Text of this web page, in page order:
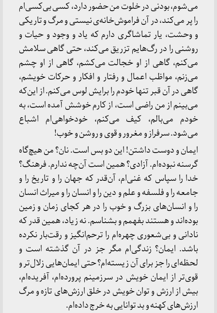
می‌شوم، بودنی در خلوت من حضور دارد، کسی بی‌کسی‌ام
را پر می‌کند، در آن فراموش‌خانه‌ی نیستی و مرگ و تاریکی
و وحشت، یار تماشاگری دارم که یاد و وجود و حیات و
روشنی را در رگ‌هایم تزریق می‌کند، حتی گاهی سلامش
می‌کنم، گاهی از او خجالت می‌کشم، گاهی از او چشم
می‌زنم، مواظب اعمال و رفتار و افکار و حرکات خویشم،
گاهی در آن قبر تنها خودم را برایش لوس می‌کنم. از این‌که
می‌بینم از من راضی است، از کارم خوشش آمده است، به
خودم می‌بالم، کیف می‌کنم، خودخواهی‌ام اشباع
می‌شود. سرفراز و مغرور و قوی و روشن و خوب!
ایمان و دوست داشتن! این دو بس است. نان؟ من هیچ‌گاه
گرسنه نبوده‌ام. آزادی؟ همین است آن‌چه ندارم. فرهنگ؟
خدا را سپاس که غنی‌ام، آن‌قدر که جهان را و تاریخ را و
جامعه را و فلسفه و علم و دین را و انسان را و میراث انسان
را و انسان‌های بزرگ و خوب را در هر کجای زمان و زمین
بوده‌اند و هستند بفهمم و بشناسم. نه زیاد، همین قدر که
نادانی و بی‌شعوری چهره‌ام را ترحم‌انگیز و رقت‌بار نکرده
باشد. ایمان؟ زندگی‌ام مگر جز در آن گذشته است و
لحظه‌ای را جز برای آن زیسته‌ام؟ حتی ایمان‌هایی زلال‌تر و
قوی‌تر از ایمان خویش در سرزمینم پرورده‌ام، آفریده‌ام،
بیش از ارزش و توان خویش در خلق ارزش‌های تازه و مرگ
ارزش‌های کهنه و بد توانایی به خرج داده‌ام.